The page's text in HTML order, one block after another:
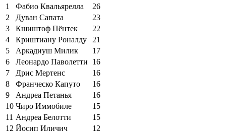
1
Фабио Квальярелла
26
2
Дуван Сапата
23
3
Кшиштоф Пёнтек
22
4
Криштиану Роналду
21
5
Аркадиуш Милик
17
6
Леонардо Паволетти
16
7
Дрис Мертенс
16
8
Франческо Капуто
16
9
Андреа Петанья
16
10 Чиро Иммобиле
15
11 Андреа Белотти
15
12 Йосип Иличич
12